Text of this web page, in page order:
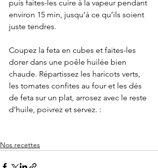
puis faites-les cuire à la vapeur pendant
environ 15 min, jusqu’à ce qu’ils soient
juste tendres.
Coupez la feta en cubes et faites-les
dorer dans une poêle huilée bien
chaude. Répartissez les haricots verts,
les tomates confites au four et les dés
de feta sur un plat, arrosez avec le reste
d’huile, poivrez et servez. :
Nos recettes